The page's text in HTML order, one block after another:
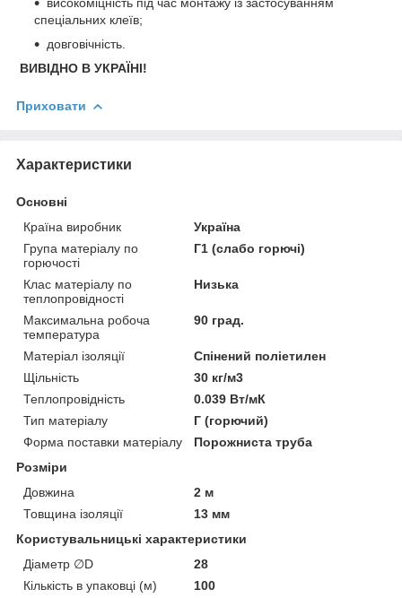
спеціальних клеїв;
довговічність.
ВИВІДНО В УКРАЇНІ!
Приховати
Характеристики
Основні
Країна виробник
Україна
Група матеріалу по
горючості
Г1 (слабо горючі)
Клас матеріалу по
теплопровідності
Низька
Максимальна робоча
температура
90 град.
Матеріал ізоляції
Спінений поліетилен
Щільність
30 кг/м3
Теплопровідність
0.039 Вт/мК
Тип матеріалу
Г (горючий)
Форма поставки матеріалу
Порожниста труба
Розміри
Довжина
2 м
Товщина ізоляції
13 мм
Користувальницькі характеристики
Діаметр ∅D
28
Кількість в упаковці (м)
100